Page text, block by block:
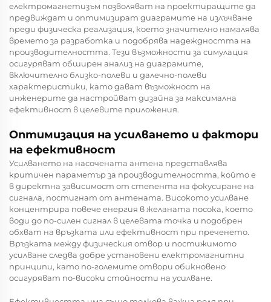
електромагнетизъм позволяват на проектиращите да
предвиждат и оптимизират диаграмите на излъчване
преди физическа реализация, което значително намалява
времето за разработка и подобрява надеждността на
производителността. Тези възможности за симулация
осигуряват обширен анализ на диаграмите,
включително близко-полеви и далечно-полеви
характеристики, като дават възможност на
инженерите да настройват дизайна за максимална
ефективност в целевите приложения.
Оптимизация на усилването и фактори
на ефективност
Усилването на насочената антена представлява
критичен параметър за производителността, който е
в директна зависимост от степента на фокусиране на
сигнала, постигнат от антената. Високото усилване
концентрира повече енергия в желаната посока, което
води до по-силен сигнал в целевата точка и подобрен
обхват на връзката или ефективност при преченето.
Връзката между физическия отвор и постижимото
усилване следва добре установени електромагнитни
принципи, като по-големите отвори обикновено
осигуряват по-високи стойности на усилване.